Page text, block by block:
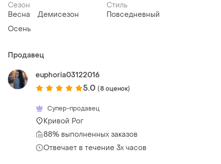
Сезон
Весна
Демисезон
Осень
Стиль
Повседневный
Продавец
euphoria03122016
5.0 (8 оценок)
Супер-продавец
Кривой Рог
88% выполненных заказов
Отвечает в течение 3х часов